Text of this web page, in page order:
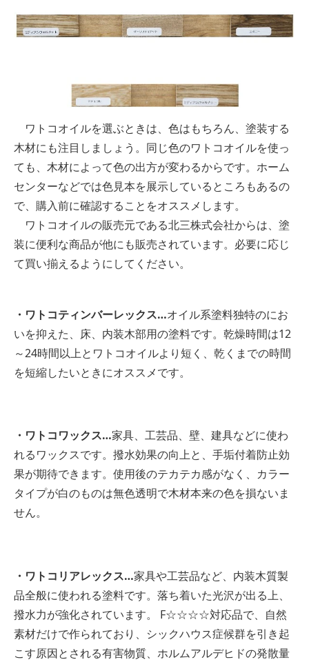
ワトコオイルを選ぶときは、色はもちろん、塗装する
木材にも注目しましょう。同じ色のワトコオイルを使っ
ても、木材によって色の出方が変わるからです。ホーム
センターなどでは色見本を展示しているところもあるの
で、購入前に確認することをオススメします。
ワトコオイルの販売元である北三株式会社からは、塗
装に便利な商品が他にも販売されています。必要に応じ
て買い揃えるようにしてください。
・ワトコティンバーレックス…オイル系塗料独特のにお
いを抑えた、床、内装木部用の塗料です。乾燥時間は12
～24時間以上とワトコオイルより短く、乾くまでの時間
を短縮したいときにオススメです。
・ワトコワックス…家具、工芸品、壁、建具などに使わ
れるワックスです。撥水効果の向上と、手垢付着防止効
果が期待できます。使用後のテカテカ感がなく、カラー
タイプが白のものは無色透明で木材本来の色を損ないま
せん。
・ワトコリアレックス…家具や工芸品など、内装木質製
品全般に使われる塗料です。落ち着いた光沢が出る上、
撥水力が強化されています。 F☆☆☆☆対応品で、自然
素材だけで作られており、シックハウス症候群を引き起
こす原因とされる有害物質、ホルムアルデヒドの発散量